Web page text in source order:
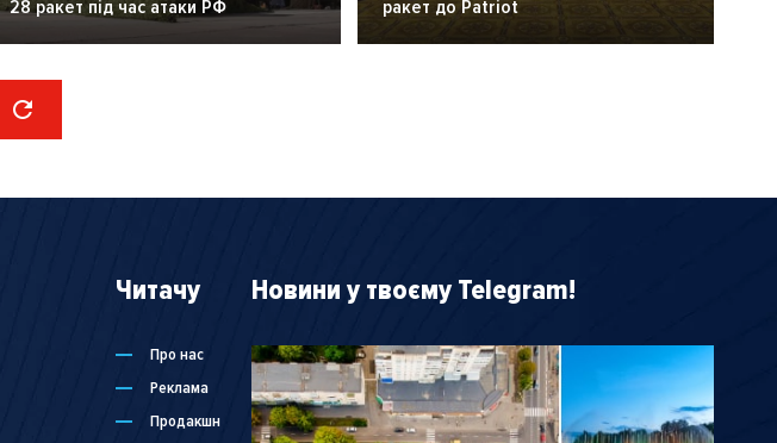
28 ракет під час атаки РФ
ракет до Patriot
Читачу
Про нас
Реклама
Продакшн
Новини у твоєму Telegram!